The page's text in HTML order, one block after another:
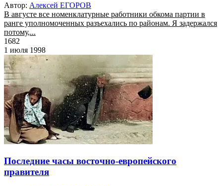
Автор: Алексей ЕГОРОВ
В августе все номенклатурные работники обкома партии в
ранге уполномоченных разъехались по районам. Я задержался
потому,...
1682
1 июля 1998
Последние часы восточно-европейского
правителя